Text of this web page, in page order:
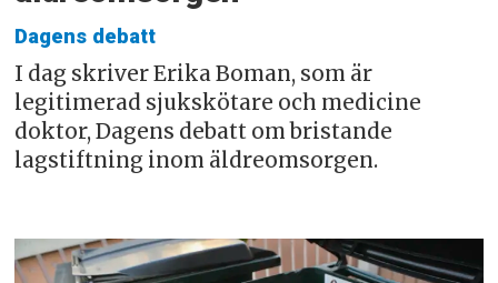
Dagens debatt
I dag skriver Erika Boman, som är
legitimerad sjukskötare och medicine
doktor, Dagens debatt om bristande
lagstiftning inom äldreomsorgen.